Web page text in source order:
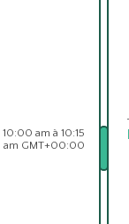
10:00 am à 10:15
am GMT+00:00